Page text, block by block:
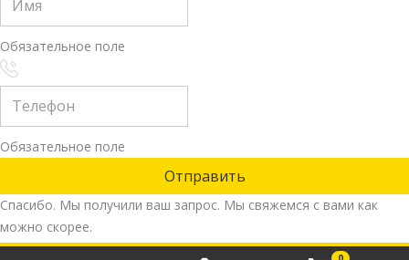
Обязательное поле
Обязательное поле
Спасибо. Мы получили ваш запрос. Мы свяжемся с вами как
можно скорее.